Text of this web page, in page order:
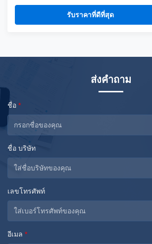
and sponge structure, elastic fabric surface. It's
very light and easy to operation. Worn by two
person, performer can observe outside from the
รับราคาที่ดีที่สุด
ส่งคำถาม
ชื่อ *
ชื่อ บริษัท
เลขโทรศัพท์
อีเมล *